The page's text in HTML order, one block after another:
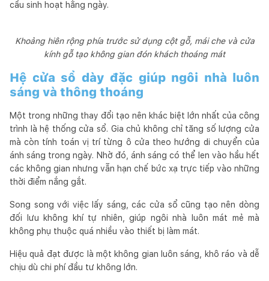
cầu sinh hoạt hằng ngày.
Khoảng hiên rộng phía trước sử dụng cột gỗ, mái che và cửa
kính gỗ tạo không gian đón khách thoáng mát
Hệ cửa sổ dày đặc giúp ngôi nhà luôn
sáng và thông thoáng
Một trong những thay đổi tạo nên khác biệt lớn nhất của công
trình là hệ thống cửa sổ. Gia chủ không chỉ tăng số lượng cửa
mà còn tính toán vị trí từng ô cửa theo hướng di chuyển của
ánh sáng trong ngày. Nhờ đó, ánh sáng có thể len vào hầu hết
các không gian nhưng vẫn hạn chế bức xạ trực tiếp vào những
thời điểm nắng gắt.
Song song với việc lấy sáng, các cửa sổ cũng tạo nên dòng
đối lưu không khí tự nhiên, giúp ngôi nhà luôn mát mẻ mà
không phụ thuộc quá nhiều vào thiết bị làm mát.
Hiệu quả đạt được là một không gian luôn sáng, khô ráo và dễ
chịu dù chi phí đầu tư không lớn.